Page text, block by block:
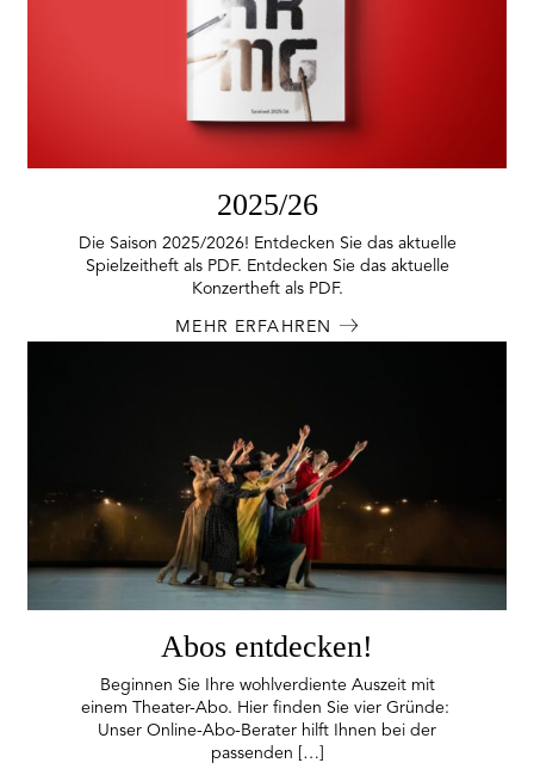
2025/26
Die Saison 2025/2026! Entdecken Sie das aktuelle
Spielzeitheft als PDF. Entdecken Sie das aktuelle
Konzertheft als PDF.
MEHR ERFAHREN
Abos entdecken!
Beginnen Sie Ihre wohlverdiente Auszeit mit
einem Theater-Abo. Hier finden Sie vier Gründe:
Unser Online-Abo-Berater hilft Ihnen bei der
passenden […]